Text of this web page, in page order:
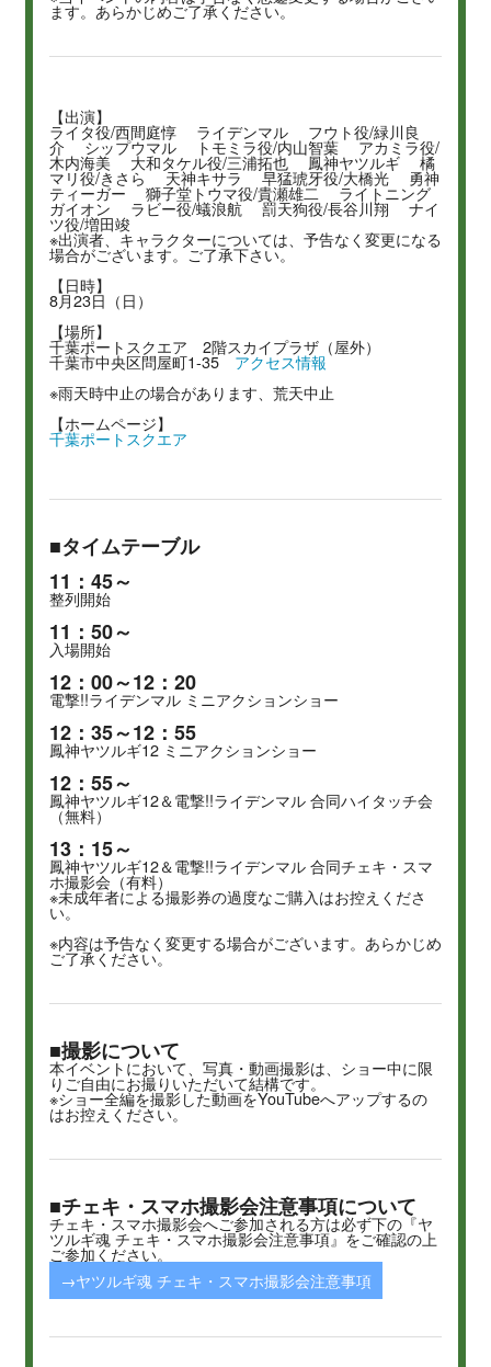
ます。あらかじめご了承ください。
【出演】
ライタ役/西間庭惇 ライデンマル フウト役/緑川良
介 シップウマル トモミラ役/内山智葉 アカミラ役/
木内海美 大和タケル役/三浦拓也 鳳神ヤツルギ 橘
マリ役/きさら 天神キサラ 早猛琥牙役/大橋光 勇神
ティーガー 獅子堂トウマ役/貴瀬雄二 ライトニング
ガイオン ラビー役/蟻浪航 罰天狗役/長谷川翔 ナイ
ツ役/増田竣
※出演者、キャラクターについては、予告なく変更になる
場合がございます。ご了承下さい。
【日時】
8月23日（日）
【場所】
千葉ポートスクエア 2階スカイプラザ（屋外）
千葉市中央区問屋町1-35 アクセス情報
※雨天時中止の場合があります、荒天中止
【ホームページ】
千葉ポートスクエア
■タイムテーブル
11：45～
整列開始
11：50～
入場開始
12：00～12：20
電撃!!ライデンマル ミニアクションショー
12：35～12：55
鳳神ヤツルギ12 ミニアクションショー
12：55～
鳳神ヤツルギ12＆電撃!!ライデンマル 合同ハイタッチ会
（無料）
13：15～
鳳神ヤツルギ12＆電撃!!ライデンマル 合同チェキ・スマ
ホ撮影会（有料）
※未成年者による撮影券の過度なご購入はお控えくださ
い。
※内容は予告なく変更する場合がございます。あらかじめ
ご了承ください。
■撮影について
本イベントにおいて、写真・動画撮影は、ショー中に限
りご自由にお撮りいただいて結構です。
※ショー全編を撮影した動画をYouTubeへアップするの
はお控えください。
■チェキ・スマホ撮影会注意事項について
チェキ・スマホ撮影会へご参加される方は必ず下の『ヤ
ツルギ魂 チェキ・スマホ撮影会注意事項』をご確認の上
ご参加ください。
→ヤツルギ魂 チェキ・スマホ撮影会注意事項